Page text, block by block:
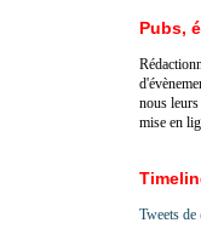
Pubs,
nous
mise en
Tweets